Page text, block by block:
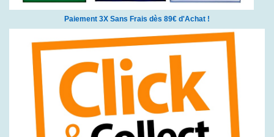
Paiement 3X Sans Frais dès 89€ d'Achat !